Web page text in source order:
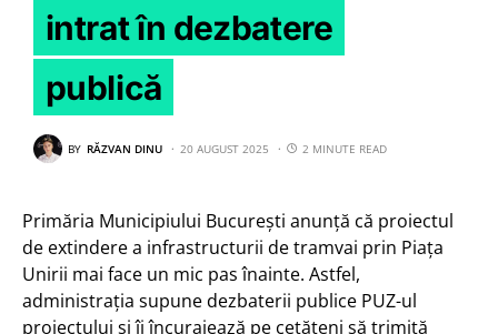
intrat în dezbatere
publică
BY RĂZVAN DINU 20 AUGUST 2025 2 MINUTE READ
Primăria Municipiului București anunță că proiectul
de extindere a infrastructurii de tramvai prin Piața
Unirii mai face un mic pas înainte. Astfel,
administrația supune dezbaterii publice PUZ-ul
proiectului și îi încurajează pe cetățeni să trimită